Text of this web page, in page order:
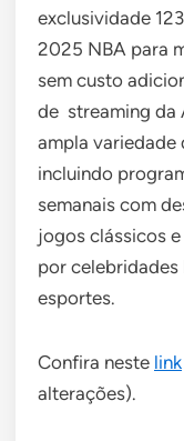
exclusividade
2025 NBA para
sem custo
de streaming da
ampla variedade
incluindo
semanais com
jogos clássicos
por
esportes.
Confira neste link
alterações).